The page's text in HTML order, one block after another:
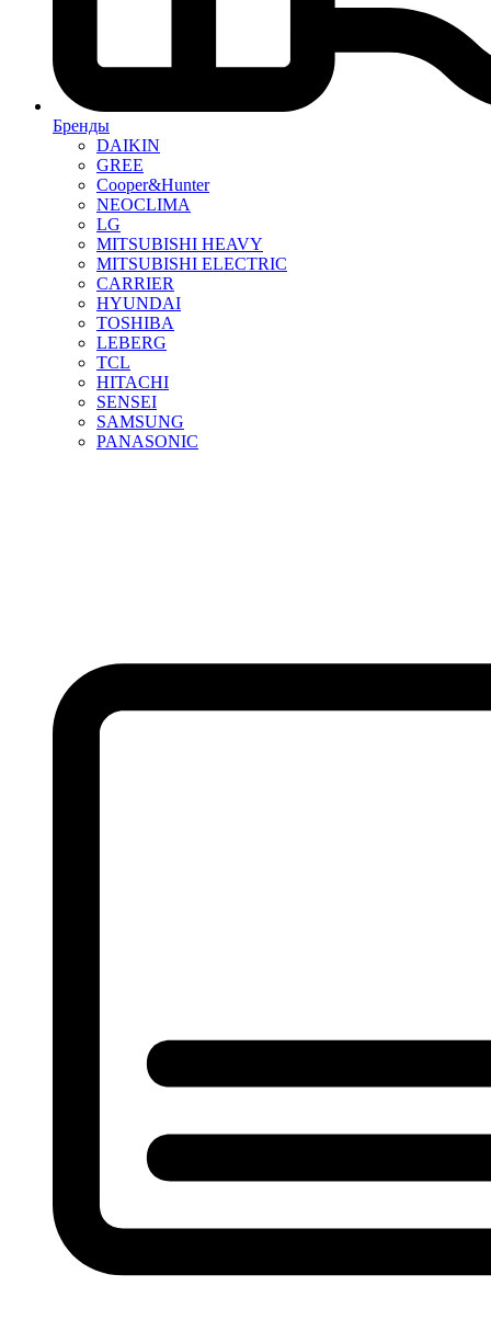
Бренды
DAIKIN
GREE
Cooper&Hunter
NEOCLIMA
LG
MITSUBISHI HEAVY
MITSUBISHI ELECTRIC
CARRIER
HYUNDAI
TOSHIBA
LEBERG
TCL
HITACHI
SENSEI
SAMSUNG
PANASONIC